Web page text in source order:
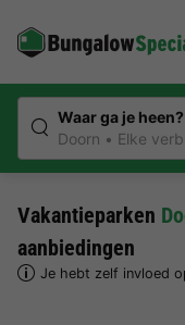
Waar ga je heen?
Doorn
Elke
Vakantieparken
aanbiedingen
Je hebt zelf invloed